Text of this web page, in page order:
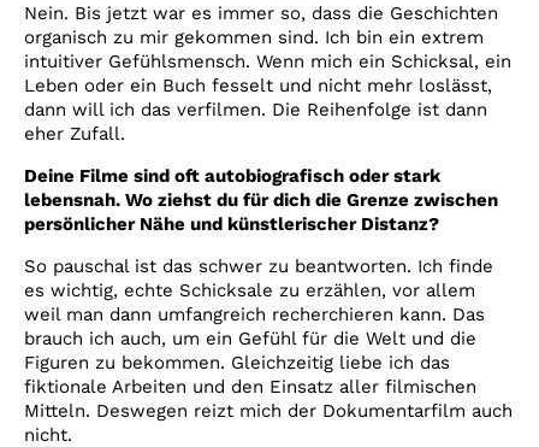
Nein. Bis jetzt war es immer so, dass die Geschichten
organisch zu mir gekommen sind. Ich bin ein extrem
intuitiver Gefühlsmensch. Wenn mich ein Schicksal, ein
Leben oder ein Buch fesselt und nicht mehr loslässt,
dann will ich das verfilmen. Die Reihenfolge ist dann
eher Zufall.
Deine Filme sind oft autobiografisch oder stark
lebensnah. Wo ziehst du für dich die Grenze zwischen
persönlicher Nähe und künstlerischer Distanz?
So pauschal ist das schwer zu beantworten. Ich finde
es wichtig, echte Schicksale zu erzählen, vor allem
weil man dann umfangreich recherchieren kann. Das
brauch ich auch, um ein Gefühl für die Welt und die
Figuren zu bekommen. Gleichzeitig liebe ich das
fiktionale Arbeiten und den Einsatz aller filmischen
Mitteln. Deswegen reizt mich der Dokumentarfilm auch
nicht.